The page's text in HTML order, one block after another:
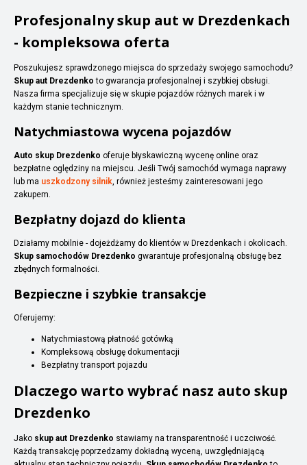
Profesjonalny skup aut w Drezdenkach
- kompleksowa oferta
Poszukujesz sprawdzonego miejsca do sprzedaży swojego samochodu?
Skup aut Drezdenko to gwarancja profesjonalnej i szybkiej obsługi.
Nasza firma specjalizuje się w skupie pojazdów różnych marek i w
każdym stanie technicznym.
Natychmiastowa wycena pojazdów
Auto skup Drezdenko oferuje błyskawiczną wycenę online oraz
bezpłatne oględziny na miejscu. Jeśli Twój samochód wymaga naprawy
lub ma uszkodzony silnik, również jesteśmy zainteresowani jego
zakupem.
Bezpłatny dojazd do klienta
Działamy mobilnie - dojeżdżamy do klientów w Drezdenkach i okolicach.
Skup samochodów Drezdenko gwarantuje profesjonalną obsługę bez
zbędnych formalności.
Bezpieczne i szybkie transakcje
Oferujemy:
Natychmiastową płatność gotówką
Kompleksową obsługę dokumentacji
Bezpłatny transport pojazdu
Dlaczego warto wybrać nasz auto skup
Drezdenko
Jako skup aut Drezdenko stawiamy na transparentność i uczciwość.
Każdą transakcję poprzedzamy dokładną wyceną, uwzględniającą